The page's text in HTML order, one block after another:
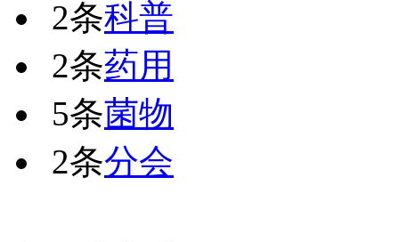
2条科普
2条药用
5条菌物
2条分会